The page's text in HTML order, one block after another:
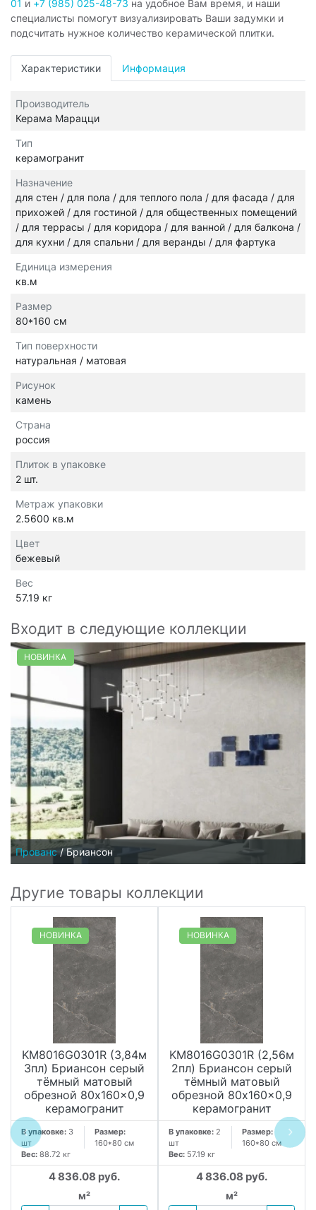
01 и +7 (985) 025-48-73 на удобное Вам время, и наши
специалисты помогут визуализировать Ваши задумки и
подсчитать нужное количество керамической плитки.
Характеристики Информация
Производитель
Керама Марацци
Тип
керамогранит
Назначение
для стен / для пола / для теплого пола / для фасада / для
прихожей / для гостиной / для общественных помещений
/ для террасы / для коридора / для ванной / для балкона /
для кухни / для спальни / для веранды / для фартука
Единица измерения
кв.м
Размер
80*160 см
Тип поверхности
натуральная / матовая
Рисунок
камень
Страна
россия
Плиток в упаковке
2 шт.
Метраж упаковки
2.5600 кв.м
Цвет
бежевый
Вес
57.19 кг
Входит в следующие коллекции
НОВИНКА
Прованс / Бриансон
Другие товары коллекции
НОВИНКА
KM8016G0301R (3,84м
3пл) Бриансон серый
тёмный матовый
обрезной 80x160x0,9
керамогранит
В упаковке: 3
шт
Размер:
160*80 см
Вес: 88.72 кг
4 836.08 руб.
м²
НОВИНКА
KM8016G0301R (2,56м
2пл) Бриансон серый
тёмный матовый
обрезной 80x160x0,9
керамогранит
В упаковке: 2
шт
Размер:
160*80 см
Вес: 57.19 кг
4 836.08 руб.
м²